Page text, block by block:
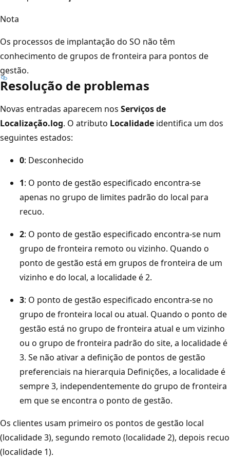
Nota
Os processos de implantação do SO não têm
conhecimento de grupos de fronteira para pontos de
gestão.
Resolução de problemas
Novas entradas aparecem nos Serviços de
Localização.log. O atributo Localidade identifica um dos
seguintes estados:
0: Desconhecido
1: O ponto de gestão especificado encontra-se
apenas no grupo de limites padrão do local para
recuo.
2: O ponto de gestão especificado encontra-se num
grupo de fronteira remoto ou vizinho. Quando o
ponto de gestão está em grupos de fronteira de um
vizinho e do local, a localidade é 2.
3: O ponto de gestão especificado encontra-se no
grupo de fronteira local ou atual. Quando o ponto de
gestão está no grupo de fronteira atual e um vizinho
ou o grupo de fronteira padrão do site, a localidade é
3. Se não ativar a definição de pontos de gestão
preferenciais na hierarquia Definições, a localidade é
sempre 3, independentemente do grupo de fronteira
em que se encontra o ponto de gestão.
Os clientes usam primeiro os pontos de gestão local
(localidade 3), segundo remoto (localidade 2), depois recuo
(localidade 1).